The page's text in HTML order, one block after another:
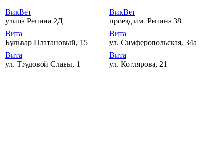
ВикВет
улица Репина 2Д
ВикВет
проезд им. Репина 38
Вита
Бульвар Платановый, 15
Вита
ул. Симферопольская, 34а
Вита
ул. Трудовой Славы, 1
Вита
ул. Котлярова, 21